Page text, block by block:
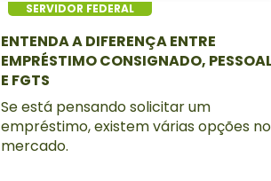
SERVIDOR FEDERAL
ENTENDA A DIFERENÇA ENTRE
EMPRÉSTIMO CONSIGNADO,
E FGTS
Se está pensando solicitar um
empréstimo, existem várias opções no
mercado.